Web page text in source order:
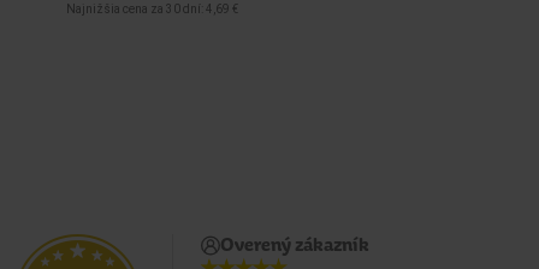
Najnižšia cena za 30 dní: 4,69 €
Overený zákazník